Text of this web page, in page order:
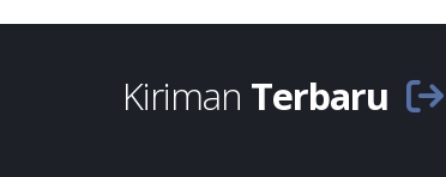
Kiriman Terbaru